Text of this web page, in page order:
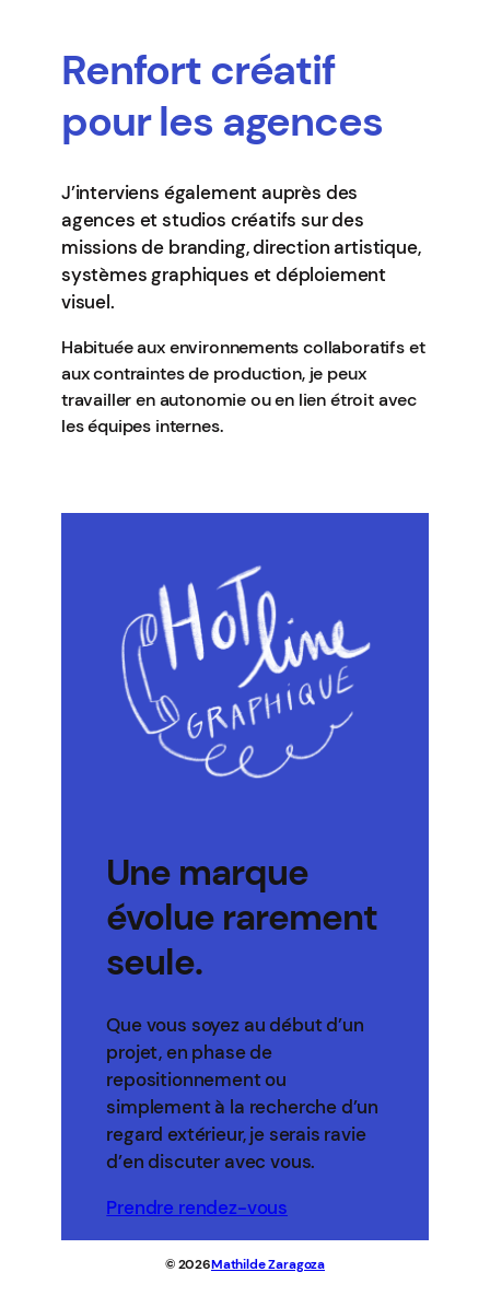
Renfort créatif
pour les agences
J’interviens également auprès des
agences et studios créatifs sur des
missions de branding, direction artistique,
systèmes graphiques et déploiement
visuel.
Habituée aux environnements collaboratifs et
aux contraintes de production, je peux
travailler en autonomie ou en lien étroit avec
les équipes internes.
Une marque
évolue rarement
seule.
Que vous soyez au début d’un
projet, en phase de
repositionnement ou
simplement à la recherche d’un
regard extérieur, je serais ravie
d’en discuter avec vous.
Prendre rendez-vous
© 2026Mathilde Zaragoza